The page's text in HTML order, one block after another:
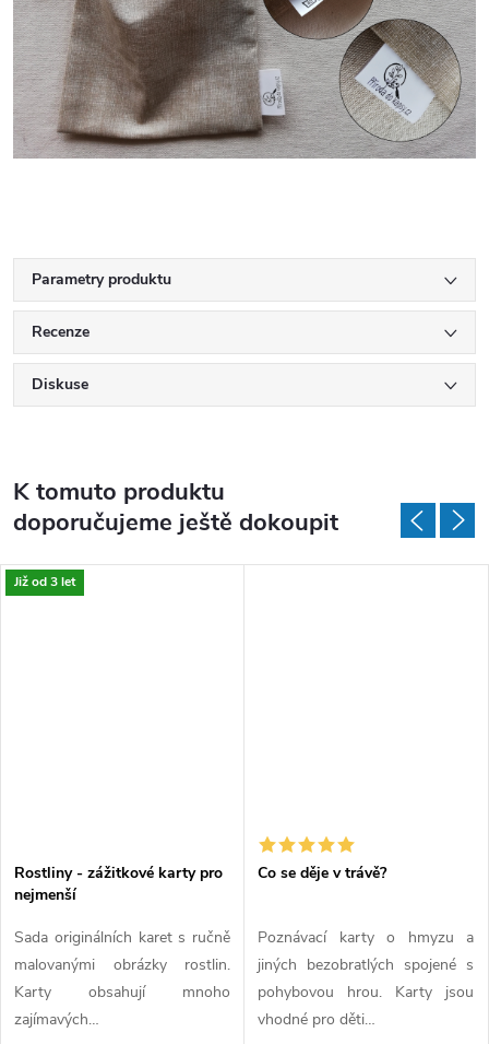
Parametry produktu
Recenze
Diskuse
K tomuto produktu
doporučujeme ještě dokoupit
Již od 3 let
Rostliny - zážitkové karty pro
nejmenší
Sada originálních karet s ručně
malovanými obrázky rostlin.
Karty obsahují mnoho
zajímavých…
Co se děje v trávě?
Poznávací karty o hmyzu a
jiných bezobratlých spojené s
pohybovou hrou. Karty jsou
vhodné pro děti…